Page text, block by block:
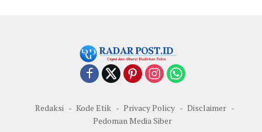
Redaksi Kode Etik Privacy Policy
Disclaimer
Pedoman Media Siber